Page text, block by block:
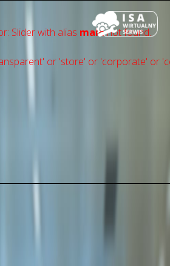
Slider with alias mainnot found.
or 'store' or 'сorporate' or